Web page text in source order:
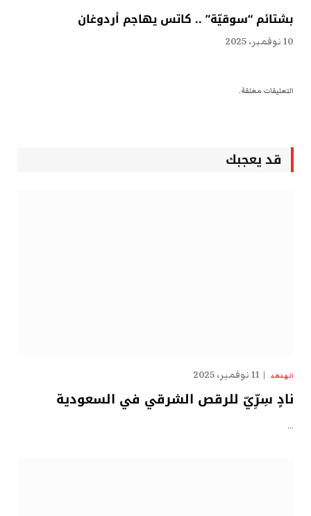
بشتائم “سوقيّة” .. كاتس يهاجم أردوغان
10 نوفمبر، 2025
التعليقات مغلقة.
قد يعجبك
الهدهد 11 نوفمبر، 2025
نادٍ سِرِّيّ للرقص الشرقي في السعودية
…